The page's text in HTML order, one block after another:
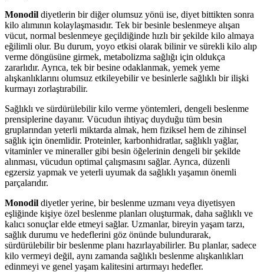
Monodil diyetlerin bir diğer olumsuz yönü ise, diyet bittikten sonra
kilo alımının kolaylaşmasıdır. Tek bir besinle beslenmeye alışan
vücut, normal beslenmeye geçildiğinde hızlı bir şekilde kilo almaya
eğilimli olur. Bu durum, yoyo etkisi olarak bilinir ve sürekli kilo alıp
verme döngüsüne girmek, metabolizma sağlığı için oldukça
zararlıdır. Ayrıca, tek bir besine odaklanmak, yemek yeme
alışkanlıklarını olumsuz etkileyebilir ve besinlerle sağlıklı bir ilişki
kurmayı zorlaştırabilir.
Sağlıklı ve sürdürülebilir kilo verme yöntemleri, dengeli beslenme
prensiplerine dayanır. Vücudun ihtiyaç duyduğu tüm besin
gruplarından yeterli miktarda almak, hem fiziksel hem de zihinsel
sağlık için önemlidir. Proteinler, karbonhidratlar, sağlıklı yağlar,
vitaminler ve mineraller gibi besin öğelerinin dengeli bir şekilde
alınması, vücudun optimal çalışmasını sağlar. Ayrıca, düzenli
egzersiz yapmak ve yeterli uyumak da sağlıklı yaşamın önemli
parçalarıdır.
Monodil diyetler yerine, bir beslenme uzmanı veya diyetisyen
eşliğinde kişiye özel beslenme planları oluşturmak, daha sağlıklı ve
kalıcı sonuçlar elde etmeyi sağlar. Uzmanlar, bireyin yaşam tarzı,
sağlık durumu ve hedeflerini göz önünde bulundurarak,
sürdürülebilir bir beslenme planı hazırlayabilirler. Bu planlar, sadece
kilo vermeyi değil, aynı zamanda sağlıklı beslenme alışkanlıkları
edinmeyi ve genel yaşam kalitesini artırmayı hedefler.